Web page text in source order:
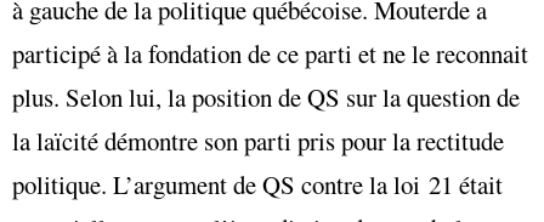
à gauche de la politique québécoise. Mouterde a
participé à la fondation de ce parti et ne le reconnait
plus. Selon lui, la position de QS sur la question de
la laïcité démontre son parti pris pour la rectitude
politique. L’argument de QS contre la loi 21 était